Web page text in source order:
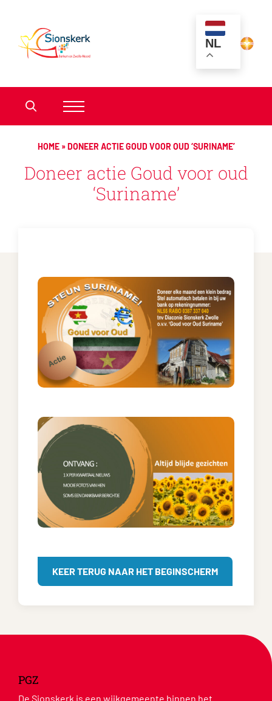
NL
HOME»DONEER ACTIE GOUD VOOR OUD ‘SURINAME’
Doneer actie Goud voor oud
‘Suriname’
KEER TERUG NAAR HET BEGINSCHERM
PGZ
De Sionskerk is een wijkgemeente binnen het